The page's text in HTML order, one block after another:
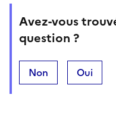
Avez-vous
question ?
Non Oui